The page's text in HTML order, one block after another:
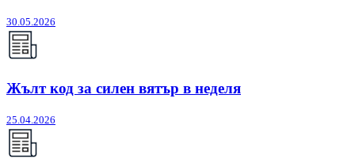
30.05.2026
Жълт код за силен вятър в неделя
25.04.2026